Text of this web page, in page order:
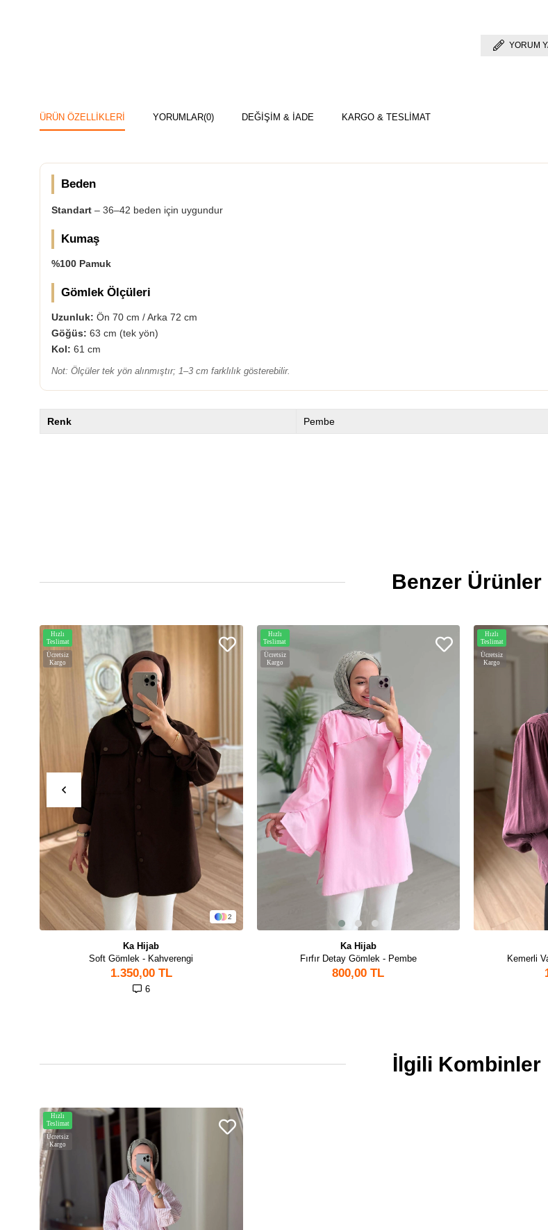
YORUM
ÜRÜN ÖZELLIKLERI YORUMLAR(0) DEĞİŞİM & İADE KARGO & TESLİMAT
Beden
Standart – 36–42 beden için uygundur
Kumaş
%100 Pamuk
Gömlek Ölçüleri
Uzunluk: Ön 70 cm / Arka 72 cm
Göğüs: 63 cm (tek yön)
Kol: 61 cm
Not: Ölçüler tek yön alınmıştır; 1–3 cm farklılık gösterebilir.
Renk Pembe
Benzer Ürünler
2
Ka Hijab
Soft Gömlek - Kahverengi
6
1.350,00 TL
Ücretsiz
Kargo
Hızlı
Teslimat
Ka Hijab
Fırfır Detay Gömlek - Pembe
800,00 TL
Ücretsiz
Kargo
Hızlı
Teslimat
Kemerli
Ücretsiz
Kargo
Hızlı
Teslimat
İlgili Kombinler
Ücretsiz
Kargo
Hızlı
Teslimat